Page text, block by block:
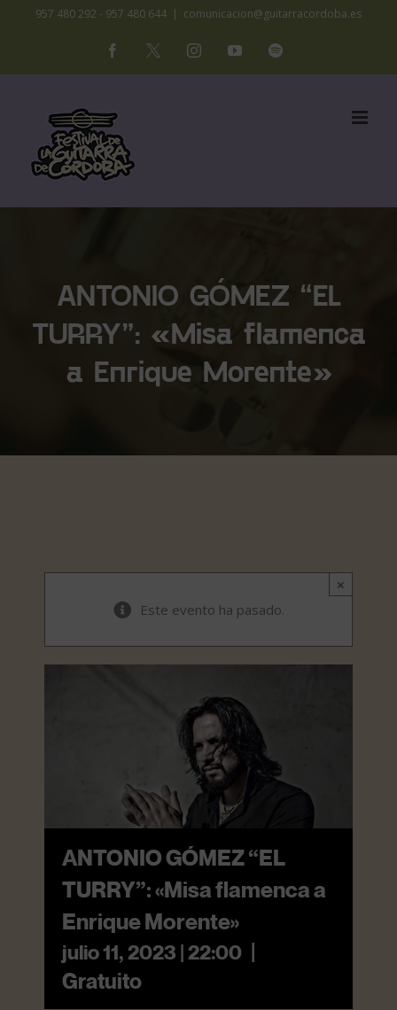
contenido
957 480 292 - 957 480 644 | comunicacion@guitarracordoba.es
Facebook
X InstagramYouTubeSpotify
ANTONIO GÓMEZ “EL
TURRY”: «Misa flamenca
a Enrique Morente»
×
Este evento ha pasado.
ANTONIO GÓMEZ “EL
TURRY”: «Misa flamenca a
Enrique Morente»
julio 11, 2023 | 22:00
Gratuito